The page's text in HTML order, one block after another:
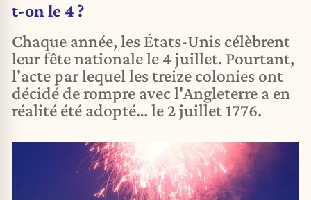
t-on le 4 ?
Chaque année, les États-Unis célèbrent
leur fête nationale le 4 juillet. Pourtant,
l'acte par lequel les treize colonies ont
décidé de rompre avec l'Angleterre a en
réalité été adopté… le 2 juillet 1776.